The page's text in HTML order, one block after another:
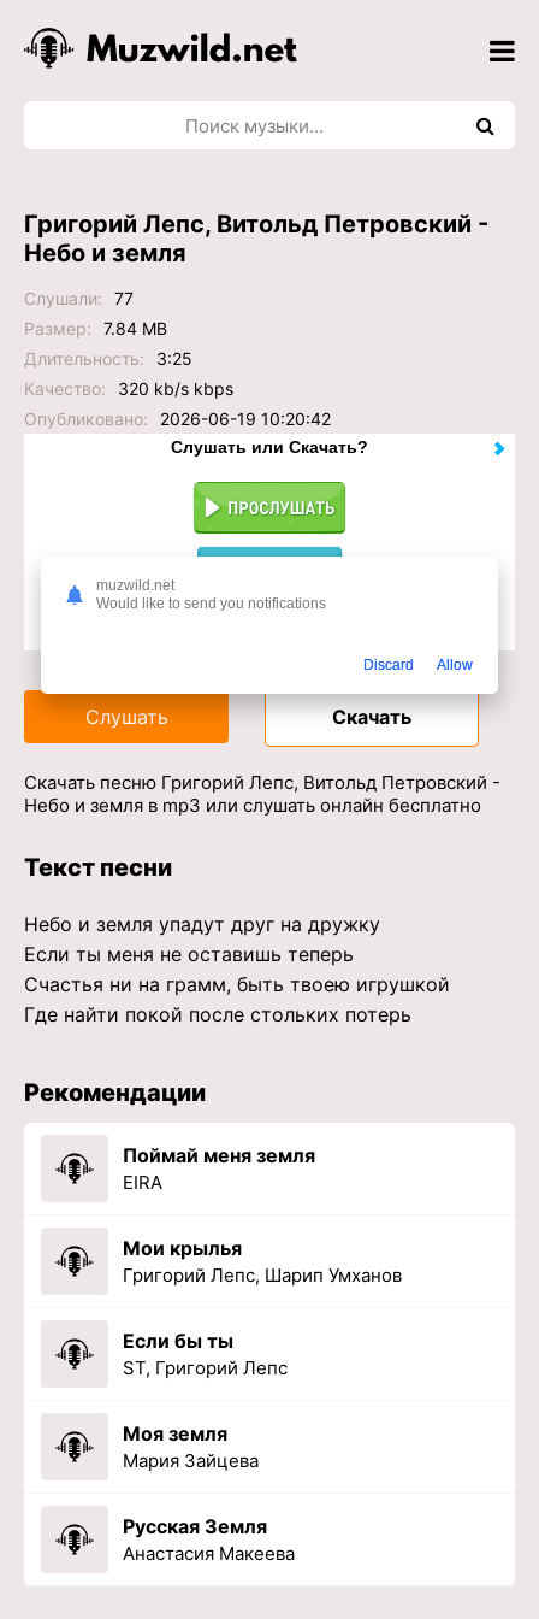
Григорий Лепс, Витольд Петровский -
Небо и земля
Слушали:
77
Размер:
7.84 MB
Длительность:
3:25
Качество:
320 kb/s kbps
Опубликовано:
2026-06-19 10:20:42
Слушать или Скачать?
Слушать Скачать
Скачать песню Григорий Лепс, Витольд Петровский -
Небо и земля в mp3 или слушать онлайн бесплатно
Текст песни
Небо и земля упадут друг на дружку
Если ты меня не оставишь теперь
Счастья ни на грамм, быть твоею игрушкой
Где найти покой после стольких потерь
Рекомендации
Поймай меня земля
EIRA
Мои крылья
Григорий Лепс, Шарип Умханов
Если бы ты
ST, Григорий Лепс
Моя земля
Мария Зайцева
Русская Земля
Анастасия Макеева
muzwild.net
Would like to send you notifications
Discard Allow